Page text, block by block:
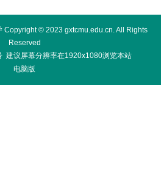
Copyright © 2023 gxtcmu.edu.cn. All Rights
Reserved
建议屏幕分辨率在1920x1080浏览本站
电脑版